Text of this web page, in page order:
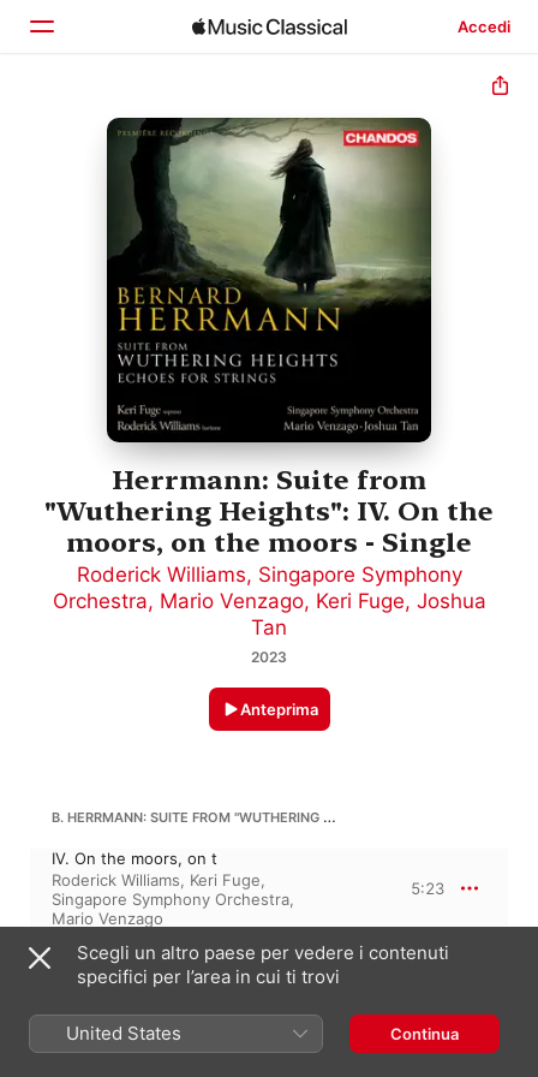
Accedi
Home
Scopri
Herrmann: Suite from
"Wuthering Heights": IV. On the
moors, on the moors - Single
Roderick Williams, Singapore Symphony
Orchestra, Mario Venzago, Keri Fuge, Joshua
Tan
2023
Anteprima
B. HERRMANN: SUITE FROM "WUTHERING HEIGHTS" (ARR. FOR SOPRANO, BARITONE, AND ORCHESTRA BY HANS SØRENSEN), ACT 1 SCENE 1
IV. On the moors, on t
Roderick Williams, Keri Fuge,
Singapore Symphony Orchestra,
Mario Venzago
5:23
2 giugno 2023
1 traccia, 5 minuti
℗ 2023 Chandos Records Ltd.
Scegli un altro paese per vedere i contenuti
specifici per l’area in cui ti trovi
United States Continua